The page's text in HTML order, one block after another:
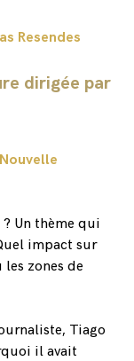
Resendes
dirigée par
? Un thème qui
impact sur
zones de
Tiago
il avait